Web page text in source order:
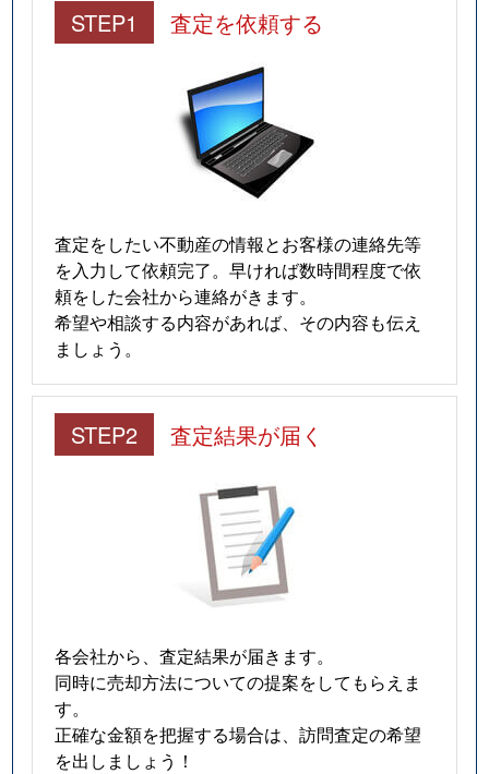
STEP1 査定を依頼する
査定をしたい不動産の情報とお客様の連絡先等
を入力して依頼完了。早ければ数時間程度で依
頼をした会社から連絡がきます。
希望や相談する内容があれば、その内容も伝え
ましょう。
STEP2 査定結果が届く
各会社から、査定結果が届きます。
同時に売却方法についての提案をしてもらえま
す。
正確な金額を把握する場合は、訪問査定の希望
を出しましょう！